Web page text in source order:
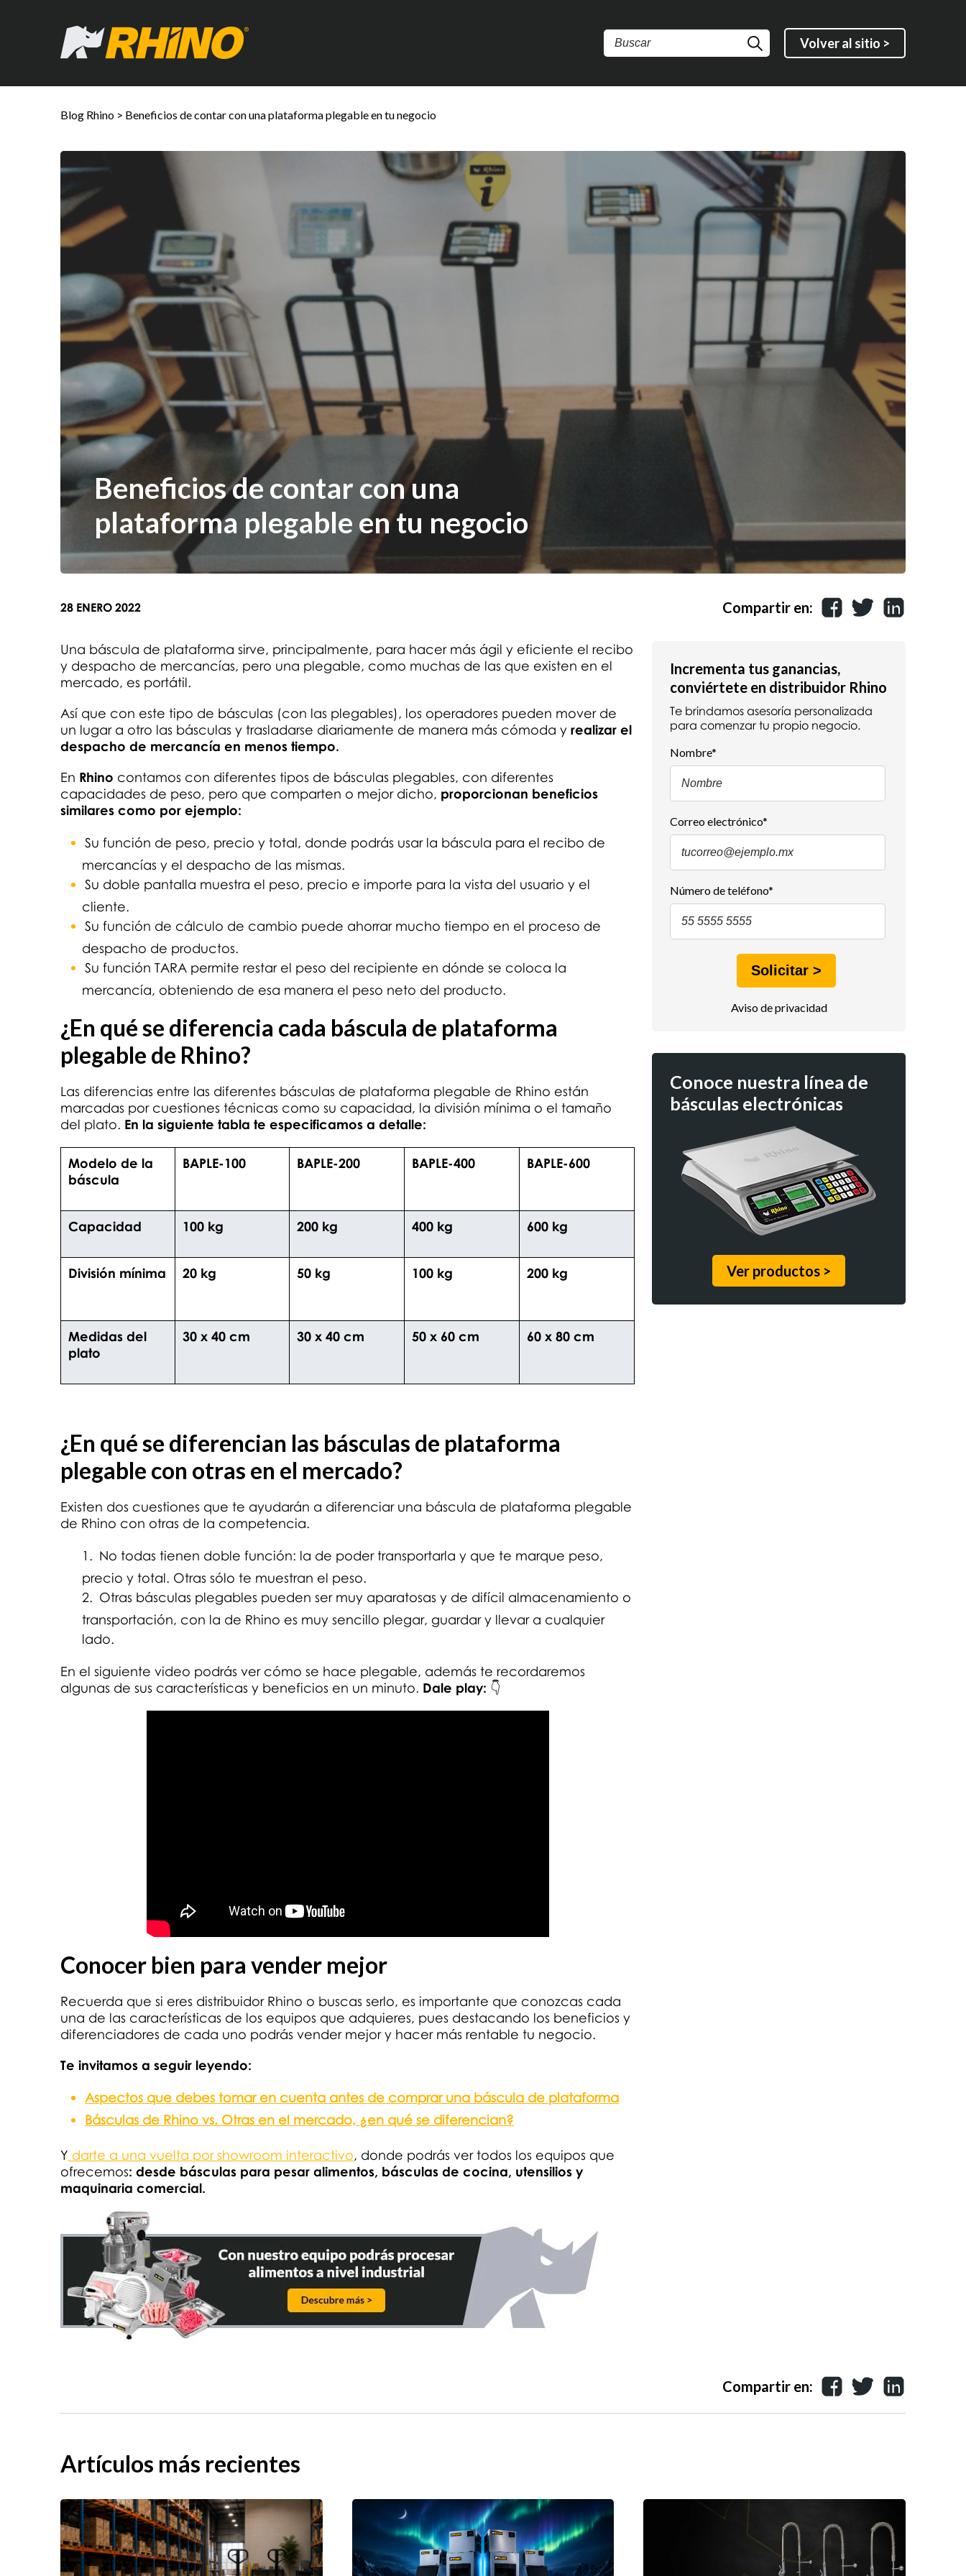
Volver al sitio >
Blog Rhino > Beneficios de contar con una plataforma plegable en tu negocio
Beneficios de contar con una
plataforma plegable en tu negocio
28 ENERO 2022 Compartir en:
Una báscula de plataforma sirve, principalmente, para hacer más ágil y eficiente el recibo
y despacho de mercancías, pero una plegable, como muchas de las que existen en el
mercado, es portátil.
Así que con este tipo de básculas (con las plegables), los operadores pueden mover de
un lugar a otro las básculas y trasladarse diariamente de manera más cómoda y realizar el
despacho de mercancía en menos tiempo.
En Rhino contamos con diferentes tipos de básculas plegables, con diferentes
capacidades de peso, pero que comparten o mejor dicho, proporcionan beneficios
similares como por ejemplo:
Su función de peso, precio y total, donde podrás usar la báscula para el recibo de
mercancías y el despacho de las mismas.
Su doble pantalla muestra el peso, precio e importe para la vista del usuario y el
cliente.
Su función de cálculo de cambio puede ahorrar mucho tiempo en el proceso de
despacho de productos.
Su función TARA permite restar el peso del recipiente en dónde se coloca la
mercancía, obteniendo de esa manera el peso neto del producto.
¿En qué se diferencia cada báscula de plataforma
plegable de Rhino?
Las diferencias entre las diferentes básculas de plataforma plegable de Rhino están
marcadas por cuestiones técnicas como su capacidad, la división mínima o el tamaño
del plato. En la siguiente tabla te especificamos a detalle:
Modelo de la
báscula
BAPLE-100 BAPLE-200 BAPLE-400 BAPLE-600
Capacidad 100 kg 200 kg 400 kg 600 kg
División mínima 20 kg 50 kg 100 kg 200 kg
Medidas del
plato
30 x 40 cm 30 x 40 cm 50 x 60 cm 60 x 80 cm
¿En qué se diferencian las básculas de plataforma
plegable con otras en el mercado?
Existen dos cuestiones que te ayudarán a diferenciar una báscula de plataforma plegable
de Rhino con otras de la competencia.
No todas tienen doble función: la de poder transportarla y que te marque peso,
precio y total. Otras sólo te muestran el peso.
Otras básculas plegables pueden ser muy aparatosas y de difícil almacenamiento o
transportación, con la de Rhino es muy sencillo plegar, guardar y llevar a cualquier
lado.
En el siguiente video podrás ver cómo se hace plegable, además te recordaremos
algunas de sus características y beneficios en un minuto. Dale play: 👇
Conocer bien para vender mejor
Recuerda que si eres distribuidor Rhino o buscas serlo, es importante que conozcas cada
una de las características de los equipos que adquieres, pues destacando los beneficios y
diferenciadores de cada uno podrás vender mejor y hacer más rentable tu negocio.
Te invitamos a seguir leyendo:
Aspectos que debes tomar en cuenta antes de comprar una báscula de plataforma
Básculas de Rhino vs. Otras en el mercado, ¿en qué se diferencian?
Y darte a una vuelta por showroom interactivo, donde podrás ver todos los equipos que
ofrecemos: desde básculas para pesar alimentos, básculas de cocina, utensilios y
maquinaria comercial.
Incrementa tus ganancias,
conviértete en distribuidor Rhino
Te brindamos asesoría personalizada
para comenzar tu propio negocio.
Nombre*
Correo electrónico*
Número de teléfono*
Aviso de privacidad
Conoce nuestra línea de
básculas electrónicas
Ver productos >
Compartir en:
Artículos más recientes